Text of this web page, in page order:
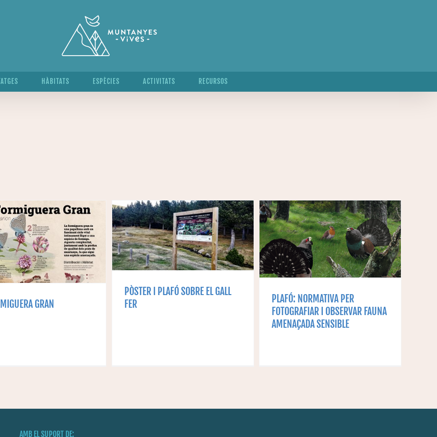
HÀBITATS ESPÈCIES ACTIVITATS RECURSOS
GRAN
I PLAFÓ
EL GALL FER
PÒSTER I PLAFÓ SOBRE EL GALL
FER
PLAFÓ: NORMATIVA
PER FOTOGRAFIAR I
OBSERVAR FAUNA
AMENAÇADA
SENSIBLE
PLAFÓ: NORMATIVA PER
FOTOGRAFIAR I OBSERVAR FAUNA
AMENAÇADA SENSIBLE
AMB EL SUPORT DE: